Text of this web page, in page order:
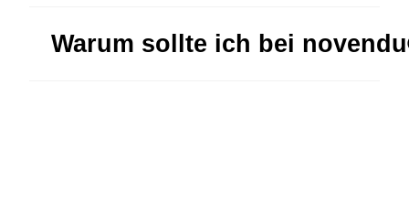
Warum sollte ich bei